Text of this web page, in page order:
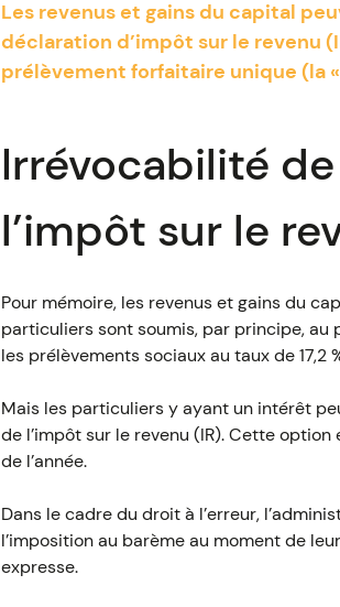
Les revenus et gains du capital
déclaration d’impôt sur le revenu
prélèvement forfaitaire unique (la
Irrévocabilité
l’impôt sur le
Pour mémoire, les revenus et gains du
particuliers sont soumis, par principe, au
les prélèvements sociaux au taux de 17,2
Mais les particuliers y ayant un intérêt
de l’impôt sur le revenu (IR). Cette
de l’année.
Dans le cadre du droit à l’erreur,
l’imposition au barème au moment de
expresse.